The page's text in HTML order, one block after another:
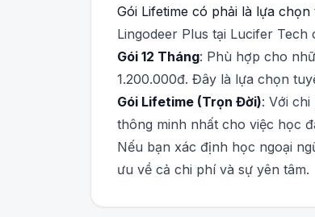
Gói Lifetime có phải là lựa
Lingodeer Plus tại Lucifer
Gói 12 Tháng: Phù hợp cho
1.200.000đ. Đây là lựa chọn
Gói Lifetime (Trọn Đời): Với
thông minh nhất cho việc học
Nếu bạn xác định học ngoại
ưu về cả chi phí và sự yên tâm.